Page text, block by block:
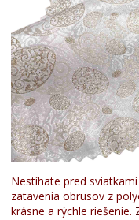
Nestíhate pred
zatavenia obrusov z
krásne a rýchle riešenie.